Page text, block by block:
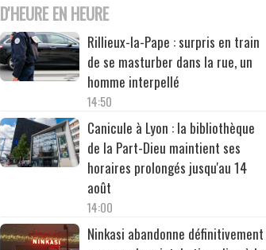
D'HEURE EN HEURE
Rillieux-la-Pape : surpris en train
de se masturber dans la rue, un
homme interpellé
14:50
Canicule à Lyon : la bibliothèque
de la Part-Dieu maintient ses
horaires prolongés jusqu'au 14
août
14:00
Ninkasi abandonne définitivement